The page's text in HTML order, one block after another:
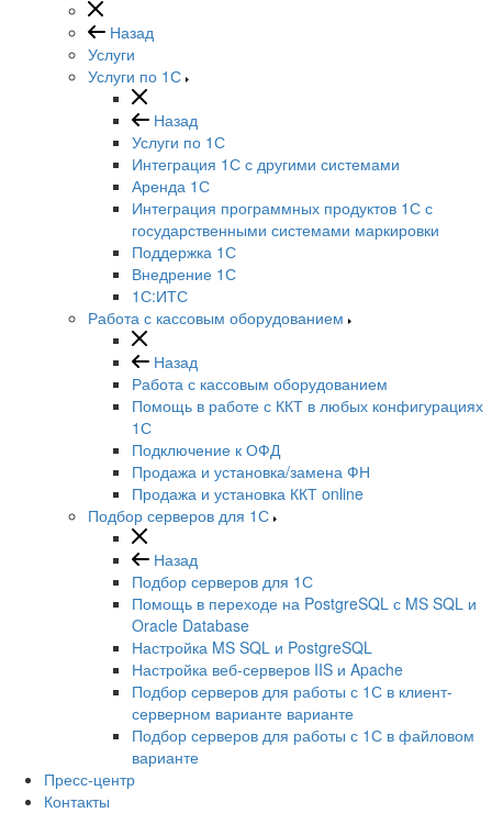
Назад
Услуги
Услуги по 1С
Назад
Услуги по 1С
Интеграция 1С с другими системами
Аренда 1С
Интеграция программных продуктов 1С с
государственными системами маркировки
Поддержка 1С
Внедрение 1С
1С:ИТС
Работа с кассовым оборудованием
Назад
Работа с кассовым оборудованием
Помощь в работе с ККТ в любых конфигурациях
1С
Подключение к ОФД
Продажа и установка/замена ФН
Продажа и установка ККТ online
Подбор серверов для 1С
Назад
Подбор серверов для 1С
Помощь в переходе на PostgreSQL с MS SQL и
Oracle Database
Настройка MS SQL и PostgreSQL
Настройка веб-серверов IIS и Apache
Подбор серверов для работы с 1С в клиент-
серверном варианте варианте
Подбор серверов для работы с 1С в файловом
варианте
Пресс-центр
Контакты